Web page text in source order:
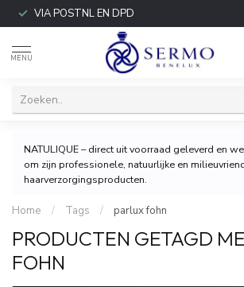
VIA POSTNL EN DPD
MENU
NATULIQUE – direct uit voorraad geleverd en
om zijn professionele, natuurlijke en
haarverzorgingsproducten.
Home / Tags / parlux fohn
PRODUCTEN GETAGD
FOHN